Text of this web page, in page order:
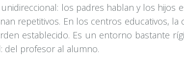
los padres hablan y los hijos
repetitivos. En los centros educativos,
establecido. Es un entorno bastante
del profesor al alumno.